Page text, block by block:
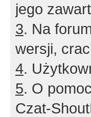
jego
3. Na
wersji,
4.
5. O
Czat-